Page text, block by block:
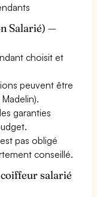
Salarié) —
choisit et
peuvent être
garanties
pas obligé
conseillé.
salarié